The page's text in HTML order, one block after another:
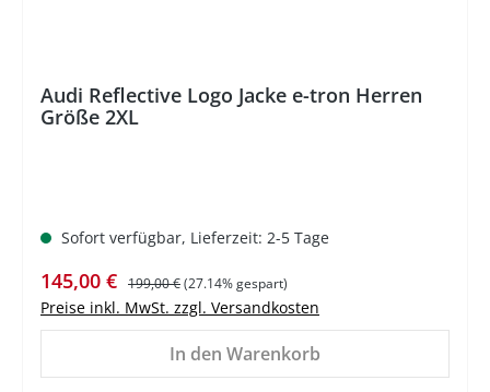
Audi Reflective Logo Jacke e-tron Herren
Größe 2XL
Sofort verfügbar, Lieferzeit: 2-5 Tage
Verkaufspreis:
145,00 € Regulärer Preis:
199,00 €(27.14% gespart)
Preise inkl. MwSt. zzgl. Versandkosten
In den Warenkorb